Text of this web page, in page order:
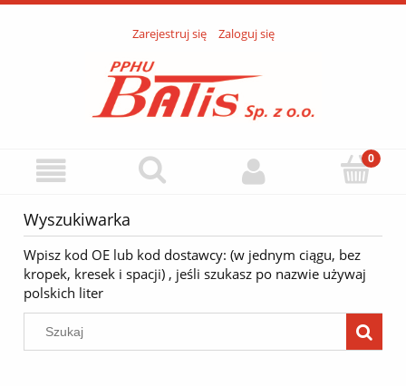
Zarejestruj się Zaloguj się
Wyszukiwarka
Wpisz kod OE lub kod dostawcy: (w jednym ciągu, bez
kropek, kresek i spacji) , jeśli szukasz po nazwie używaj
polskich liter